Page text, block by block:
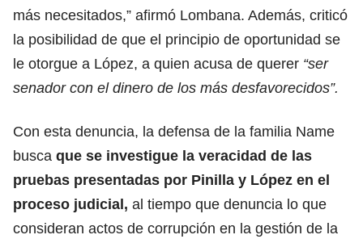
más necesitados,” afirmó Lombana. Además, criticó
la posibilidad de que el principio de oportunidad se
le otorgue a López, a quien acusa de querer “ser
senador con el dinero de los más desfavorecidos”.
Con esta denuncia, la defensa de la familia Name
busca que se investigue la veracidad de las
pruebas presentadas por Pinilla y López en el
proceso judicial, al tiempo que denuncia lo que
consideran actos de corrupción en la gestión de la